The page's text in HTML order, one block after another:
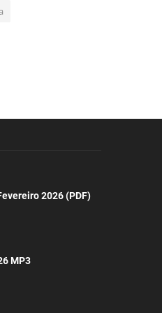
2026 (PDF)
MP3